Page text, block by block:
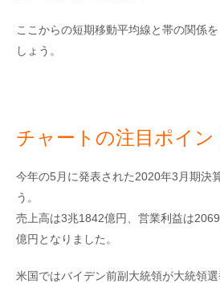
ここからの短期移動平均線と帯の関係
しょう。
チャートの注目ポイン
今年の5月に発表された2020年3月期決
う。
売上高は3兆1842億円、営業利益は
億円となりました。
米国ではバイデン前副大統領が大統領